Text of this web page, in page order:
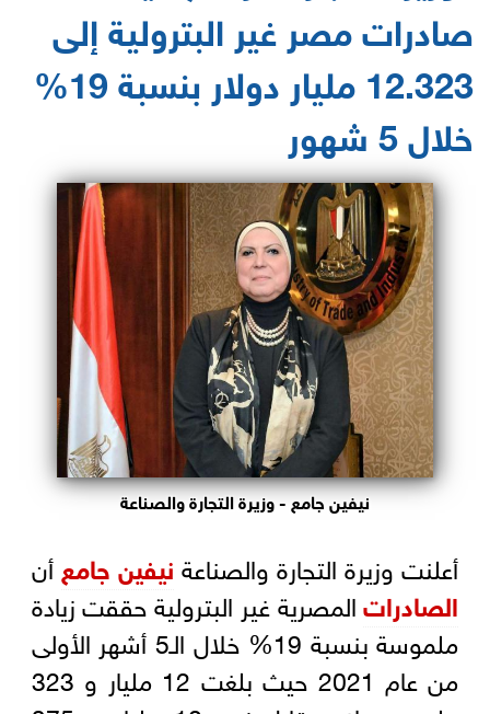
صادرات مصر غير البترولية إلى
12.323 مليار دولار بنسبة 19%
خلال 5 شهور
نيفين جامع - وزيرة التجارة والصناعة
أعلنت وزيرة التجارة والصناعةنيفين جامعأن
الصادراتالمصرية غير البترولية حققت زيادة
ملموسة بنسبة 19% خلال الـ5 أشهر الأولى
من عام 2021 حيث بلغت 12 مليار و 323